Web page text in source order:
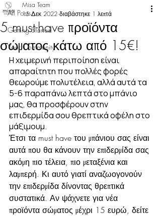
All Posts
Getting Started
Your Community
5 must-have προϊόντα
σώματος κάτω από 15€!
Misa Team
15 Δεκ 2022 διαβάστηκε 1 λεπτά
Η χειμερινή περιποίηση είναι
απαραίτητη που πολλές φορές
θεωρούμε πολυτέλεια, αλλά αυτά τα
5-6 παραπάνω λεπτά στο μπάνιο
μας, θα προσφέρουν στην
επιδερμίδα σου θρεπτικά οφέλη στο
μάξιμουμ.
Έτσι τα must have του μπάνιου σας είναι
αυτά που θα κάνουν την επιδερμίδα σας
ακόμη πιο τέλεια, πιο μεταξένια και
λαμπερή. Κι αυτό γιατί αναζωογονούν
την επιδερμίδα δίνοντας θρεπτικά
συστατικά. Αν ψάχνετε για νέα
προϊόντα σώματος μέχρι 15 ευρώ, δείτε